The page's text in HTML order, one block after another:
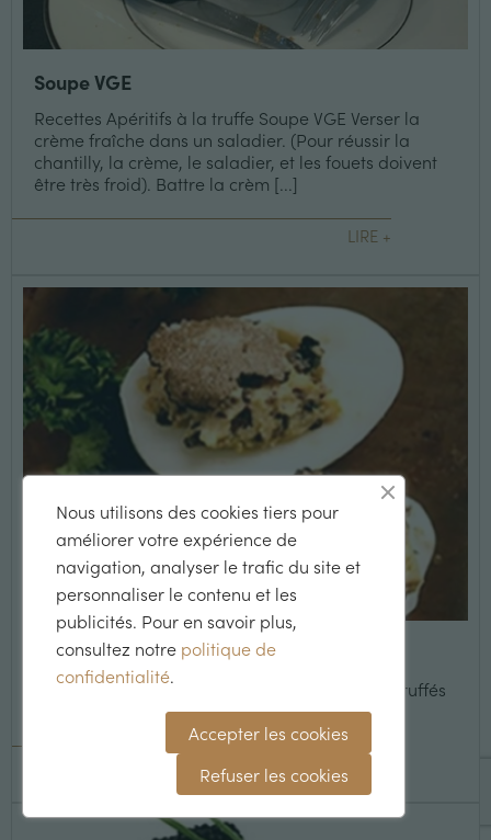
Soupe VGE
Recettes Apéritifs à la truffe Soupe VGE Verser la
crème fraîche dans un saladier. (Pour réussir la
chantilly, la crème, le saladier, et les fouets doivent
être très froid). Battre la crèm [...]
LIRE +
Les œufs mimosa truffés
Recettes Entrées à la truffe Les œufs mimosa truffés
LIRE +
Nous utilisons des cookies tiers pour
améliorer votre expérience de
navigation, analyser le trafic du site et
personnaliser le contenu et les
publicités. Pour en savoir plus,
consultez notre politique de
confidentialité.
Accepter les cookies
Refuser les cookies